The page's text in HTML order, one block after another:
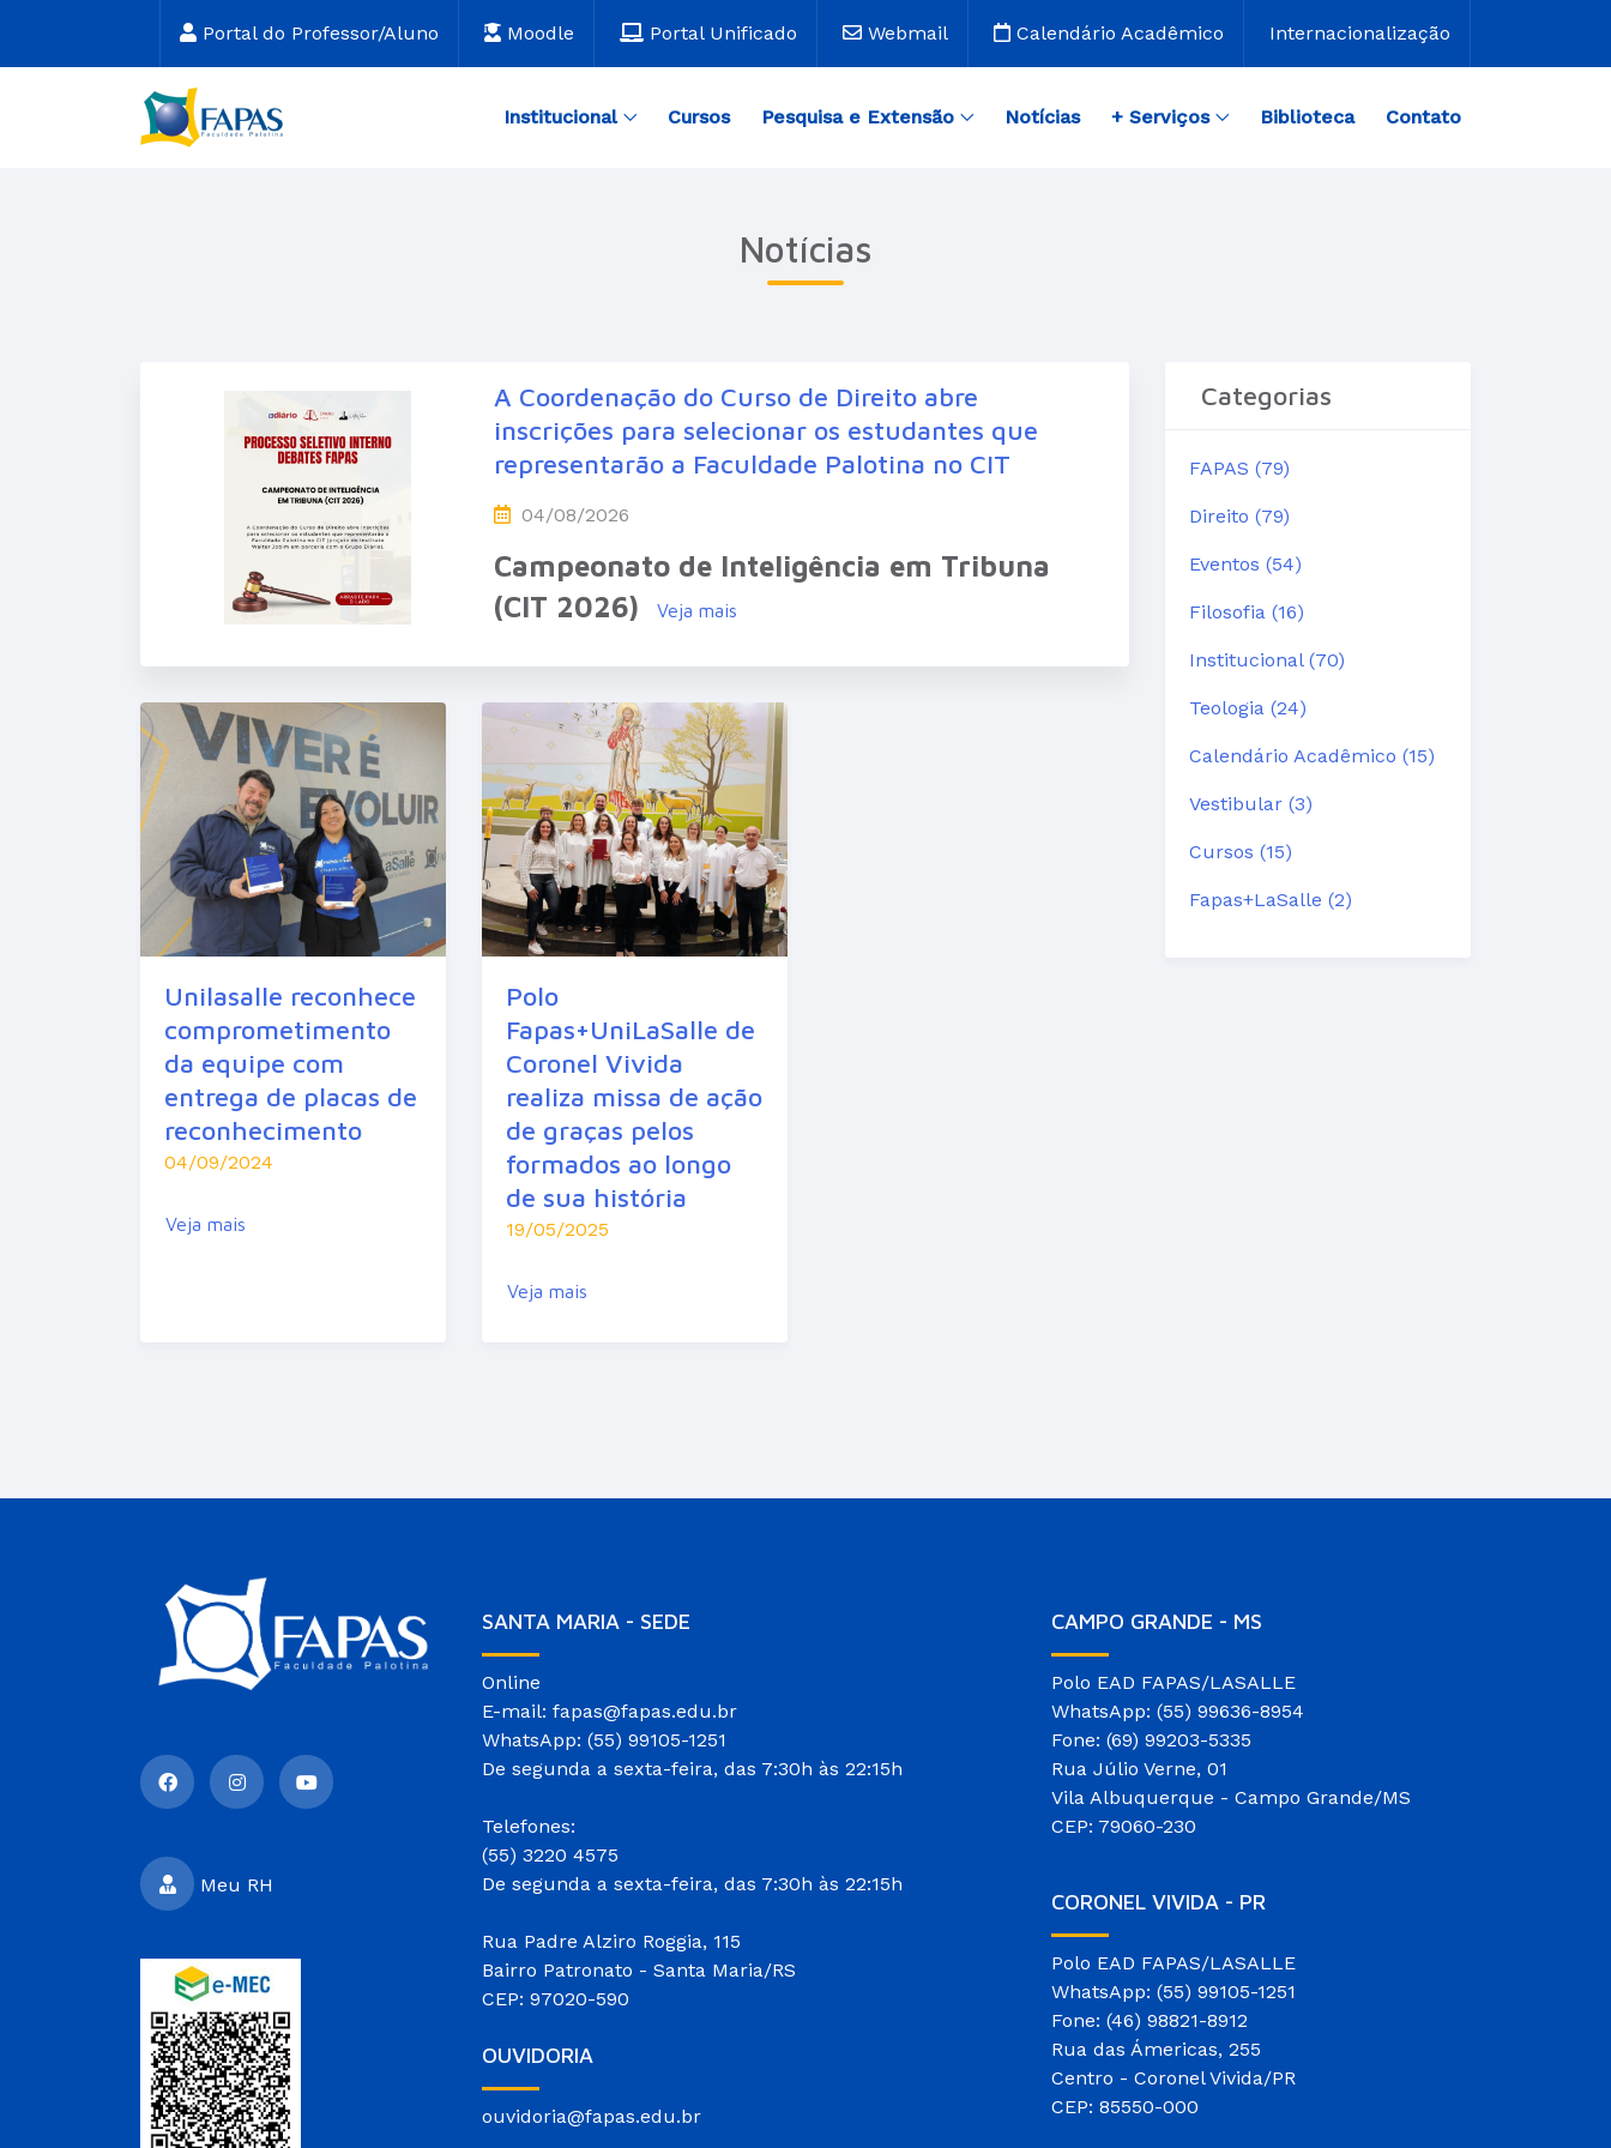
Portal do Professor/Aluno Moodle Portal Unificado Webmail Calendário Acadêmico Internacionalização
Institucional Cursos Pesquisa e Extensão Notícias + Serviços Biblioteca Contato
Notícias
A Coordenação do Curso de Direito abre
inscrições para selecionar os estudantes que
representarão a Faculdade Palotina no CIT
04/08/2026
Campeonato de Inteligência em Tribuna
(CIT 2026)
Veja mais
Unilasalle reconhece
comprometimento
da equipe com
entrega de placas de
reconhecimento
04/09/2024
Veja mais
Polo
Fapas+UniLaSalle de
Coronel Vivida
realiza missa de ação
de graças pelos
formados ao longo
de sua história
19/05/2025
Veja mais
Categorias
FAPAS (79)
Direito (79)
Eventos (54)
Filosofia (16)
Institucional (70)
Teologia (24)
Calendário Acadêmico (15)
Vestibular (3)
Cursos (15)
Fapas+LaSalle (2)
Meu RH
SANTA MARIA - SEDE
Online
E-mail: fapas@fapas.edu.br
WhatsApp: (55) 99105-1251
De segunda a sexta-feira, das 7:30h às 22:15h
Telefones:
(55) 3220 4575
De segunda a sexta-feira, das 7:30h às 22:15h
Rua Padre Alziro Roggia, 115
Bairro Patronato - Santa Maria/RS
CEP: 97020-590
OUVIDORIA
ouvidoria@fapas.edu.br
CAMPO GRANDE - MS
Polo EAD FAPAS/LASALLE
WhatsApp: (55) 99636-8954
Fone: (69) 99203-5335
Rua Júlio Verne, 01
Vila Albuquerque - Campo Grande/MS
CEP: 79060-230
CORONEL VIVIDA - PR
Polo EAD FAPAS/LASALLE
WhatsApp: (55) 99105-1251
Fone: (46) 98821-8912
Rua das Ámericas, 255
Centro - Coronel Vivida/PR
CEP: 85550-000